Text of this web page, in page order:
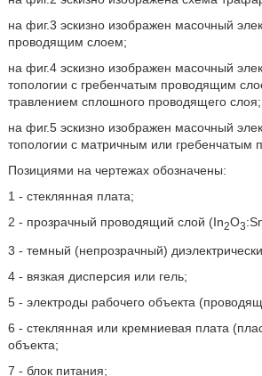
на фиг.3 эскизно изображен масочный
проводящим слоем;
на фиг.4 эскизно изображен масочный
топологии с гребенчатым проводящим
травлением сплошного проводящего слоя;
на фиг.5 эскизно изображен масочный
топологии с матричным или гребенчатым
Позициями на чертежах обозначены:
1 - стеклянная плата;
2 - прозрачный проводящий слой (In2O3
3 - темный (непрозрачный)
4 - вязкая дисперсия или гель;
5 - электроды рабочего объекта
6 - стеклянная или кремниевая плата
объекта;
7 - блок питания;